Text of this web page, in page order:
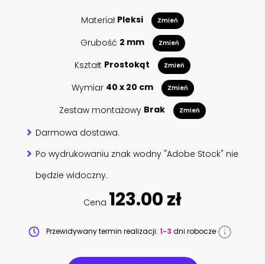
Materiał Pleksi Zmień
Grubość 2 mm Zmień
Kształt Prostokąt Zmień
Wymiar 40 x 20 cm Zmień
Zestaw montażowy Brak Zmień
Darmowa dostawa.
Po wydrukowaniu znak wodny "Adobe Stock" nie
będzie widoczny.
Cena 123.00 zł
Przewidywany termin realizacji: 1-3 dni robocze